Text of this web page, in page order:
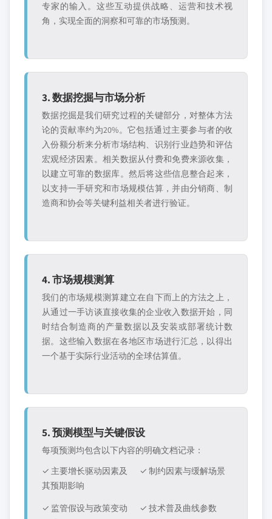
专家的输入。这些互动提供战略、运营和技术视
角，实现全面的洞察和可靠的市场预测。
3. 数据挖掘与市场分析
数据挖掘是我们研究过程的关键部分，对整体方法
论的贡献率约为20%。它包括通过主要参与者的收
入份额分析来分析市场结构、识别行业趋势和评估
宏观经济因素。相关数据从付费和免费来源收集，
以建立可靠的数据库。然后将这些信息整合起来，
以支持一手研究和市场规模估算，并由分销商、制
造商和协会等关键利益相关者进行验证。
4. 市场规模测算
我们的市场规模测算建立在自下而上的方法之上，
从通过一手访谈直接收集的企业收入数据开始，同
时结合制造商的产量数据以及安装或部署统计数
据。这些输入数据在各地区市场进行汇总，以得出
一个基于实际行业活动的全球估算值。
5. 预测模型与关键假设
每项预测均包含以下内容的明确文档记录：
✓ 主要增长驱动因素及
其预期影响
✓ 制约因素与缓解场景
✓ 监管假设与政策变动
✓ 技术普及曲线参数